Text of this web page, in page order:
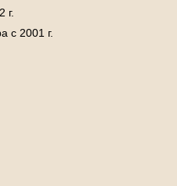
г.
с 2001 г.